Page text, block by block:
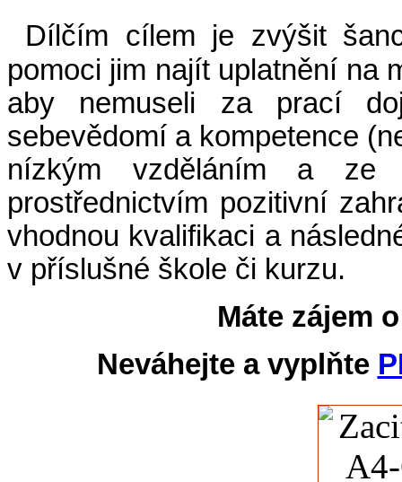
Dílčím cílem je zvýšit
pomoci jim najít uplatnění na
aby nemuseli za prací
sebevědomí a kompetence
nízkým vzděláním a ze
prostřednictvím pozitivní
vhodnou kvalifikaci a
v příslušné škole či kurzu.
Máte zájem
Neváhejte a vyplňte